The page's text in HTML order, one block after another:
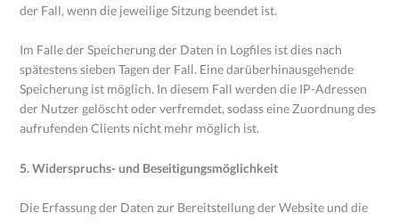
der Fall, wenn die jeweilige Sitzung beendet ist.
Im Falle der Speicherung der Daten in Logfiles ist dies nach
spätestens sieben Tagen der Fall. Eine darüberhinausgehende
Speicherung ist möglich. In diesem Fall werden die IP-Adressen
der Nutzer gelöscht oder verfremdet, sodass eine Zuordnung des
aufrufenden Clients nicht mehr möglich ist.
5. Widerspruchs- und Beseitigungsmöglichkeit
Die Erfassung der Daten zur Bereitstellung der Website und die